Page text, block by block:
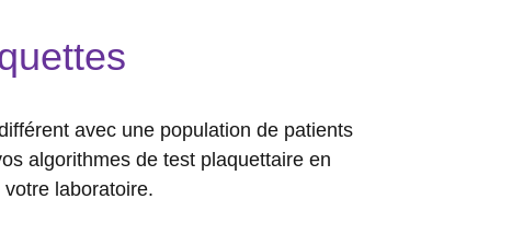
avec une population de patients
algorithmes de test plaquettaire en
laboratoire.